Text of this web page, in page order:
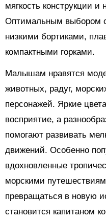
мягкость конструкции
Оптимальным выбором
низкими бортиками,
компактными горками.
Малышам нравятся
животных, радуг,
персонажей. Яркие
восприятие, а
помогают развивать
движений. Особенно
вдохновленные
морскими
превращаться в новую
становится капитаном